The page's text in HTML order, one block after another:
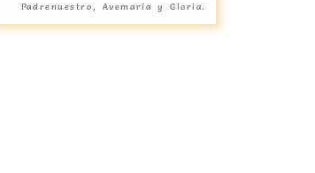
Padrenuestro, Avemaría y Gloria.